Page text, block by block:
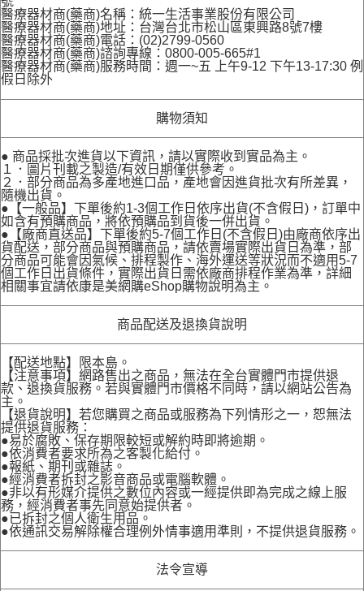
醫療器材商(藥商)名稱：統一生活事業股份有限公司
醫療器材商(藥商)地址：台灣台北市松山區東興路8號7樓
醫療器材商(藥商)電話：(02)2799-0560
醫療器材商(藥商)諮詢專線：0800-005-665#1
醫療器材商(藥商)服務時間：週一~五 上午9-12 下午13-17:30 例
假日除外
購物須知
● 商品採批次進貨以下資訊，請以實際收到實品為主。
１．圖片刊載之製造/有效日期僅供參考。
２．部分商品為多產地進口品，產地會因進貨批次有所差異，
隨機出貨。
●【一般品】下單後約1-3個工作日依序出貨(不含假日)，訂單中
如含有預購商品，將依預購品到貨後一併出貨。
●【廠商直送品】下單後約5-7個工作日(不含假日)由廠商依序出
貨配送，部分商品與預購商品，請依賣場實際出貨日為準，部
分商品可能會因氣候、排程製作、海外運送等狀況而不適用5-7
個工作日出貨條件，實際出貨日需依廠商排程作業為準，詳細
相關事宜請依康是美網購eShop購物說明為主。
商品配送及退換貨說明
【配送地點】限本島。
【注意事項】網路售出之商品，無法在全台實體門市提供退
款、退換貨服務。若與實體門市價格不同時，請以網站公告為
主。
【退貨說明】若您購買之商品或服務為下列情形之一，恕無法
提供退貨服務：
●易於腐敗、保存期限較短或解約時即將逾期。
●依消費者要求所為之客製化給付。
●報紙、期刊或雜誌。
●經消費者拆封之影音商品或電腦軟體。
●非以有形媒介提供之數位內容或一經提供即為完成之線上服
務，經消費者事先同意始提供者。
●已拆封之個人衛生用品。
●依通訊交易解除權合理例外情事適用準則，不提供退貨服務。
法令宣導